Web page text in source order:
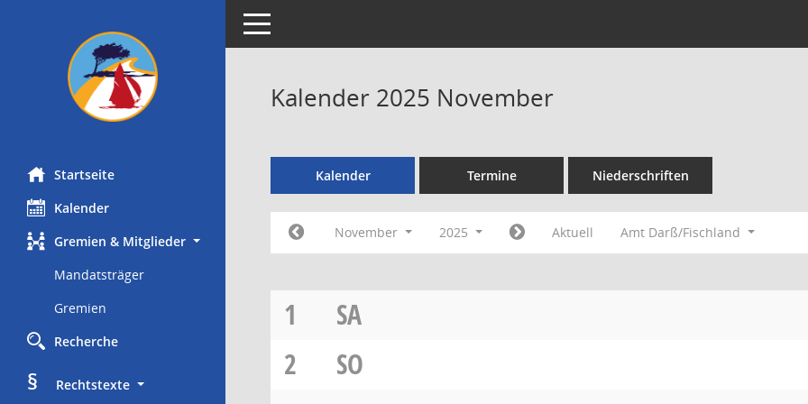
Startseite
Kalender
Gremien & Mitglieder
Mandatsträger
Gremien
Recherche
§
     Rechtstexte
Toggle navigation
Kalender 2025 November
Kalender Termine Niederschriften
November 2025 Aktuell Amt Darß/Fischland
1
SA
2
SO